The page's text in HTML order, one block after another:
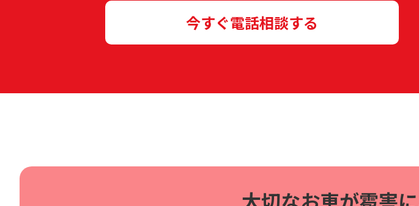
今すぐ電話相談する
大切なお車が雹害に